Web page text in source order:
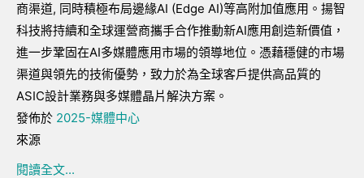
商渠道, 同時積極布局邊緣AI (Edge AI)等高附加值應用。揚智
科技將持續和全球運營商攜手合作推動新AI應用創造新價值，
進一步鞏固在AI多媒體應用市場的領導地位。憑藉穩健的市場
渠道與領先的技術優勢，致力於為全球客戶提供高品質的
ASIC設計業務與多媒體晶片解決方案。
發佈於 2025-媒體中心
來源
閱讀全文...